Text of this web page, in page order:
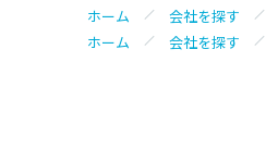
ホーム
会社を探す
ホーム
会社を探す